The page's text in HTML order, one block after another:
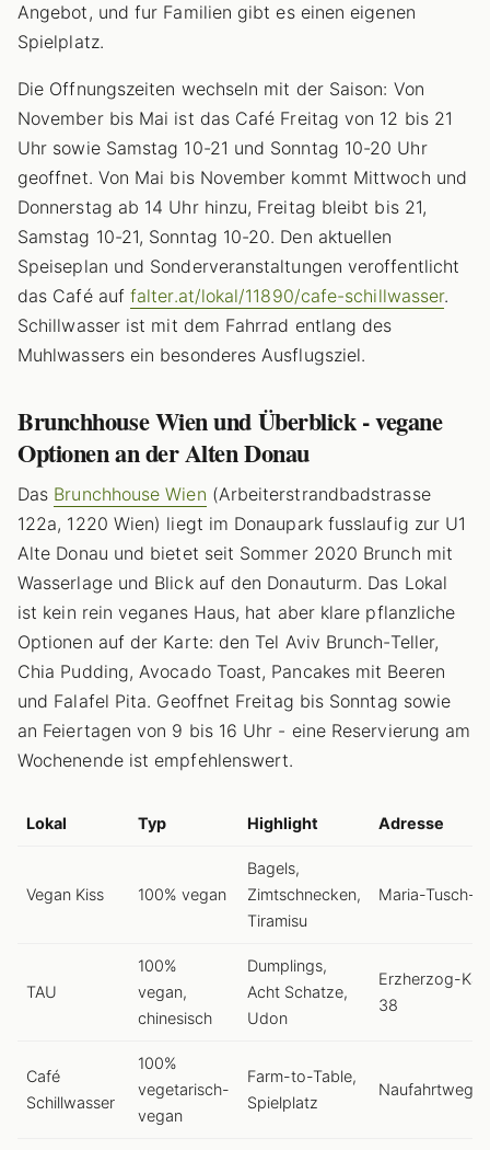
Angebot, und fur Familien gibt es einen eigenen
Spielplatz.
Die Offnungszeiten wechseln mit der Saison: Von
November bis Mai ist das Café Freitag von 12 bis 21
Uhr sowie Samstag 10-21 und Sonntag 10-20 Uhr
geoffnet. Von Mai bis November kommt Mittwoch und
Donnerstag ab 14 Uhr hinzu, Freitag bleibt bis 21,
Samstag 10-21, Sonntag 10-20. Den aktuellen
Speiseplan und Sonderveranstaltungen veroffentlicht
das Café auffalter.at/lokal/11890/cafe-schillwasser.
Schillwasser ist mit dem Fahrrad entlang des
Muhlwassers ein besonderes Ausflugsziel.
Brunchhouse Wien und Überblick - vegane
Optionen an der Alten Donau
Das Brunchhouse Wien (Arbeiterstrandbadstrasse
122a, 1220 Wien) liegt im Donaupark fusslaufig zur U1
Alte Donau und bietet seit Sommer 2020 Brunch mit
Wasserlage und Blick auf den Donauturm. Das Lokal
ist kein rein veganes Haus, hat aber klare pflanzliche
Optionen auf der Karte: den Tel Aviv Brunch-Teller,
Chia Pudding, Avocado Toast, Pancakes mit Beeren
und Falafel Pita. Geoffnet Freitag bis Sonntag sowie
an Feiertagen von 9 bis 16 Uhr - eine Reservierung am
Wochenende ist empfehlenswert.
Lokal Typ Highlight Adresse
Vegan Kiss 100% vegan
Bagels,
Zimtschnecken,
Tiramisu
Maria-Tusch-
TAU
100%
vegan,
chinesisch
Dumplings,
Acht Schatze,
Udon
Erzherzog-
38
Café
Schillwasser
100%
vegetarisch-
vegan
Farm-to-Table,
Spielplatz
Naufahrtweg